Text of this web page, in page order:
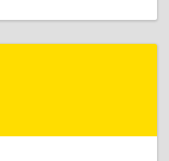
Дмитровский р-н,